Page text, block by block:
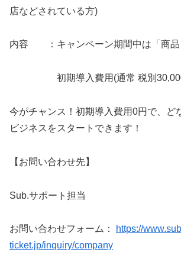
店などされている方)
内容 ：キャンペーン期間中は「商品
初期導入費用(通常 税別30,000
今がチャンス！初期導入費用0円で、ど
ビジネスをスタートできます！
【お問い合わせ先】
Sub.サポート担当
お問い合わせフォーム：
https://
ticket.jp/inquiry/company